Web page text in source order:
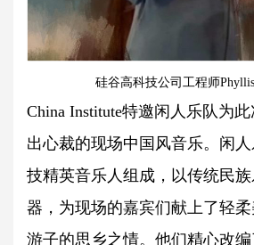
硅谷高科技公司工程师
China Institute特邀闲人乐队为
出心裁的现场中国风音乐。闲
技精英音乐人组成，以传统民
器，为现场的嘉宾们献上了轻
游子的思乡之情。他们精心改